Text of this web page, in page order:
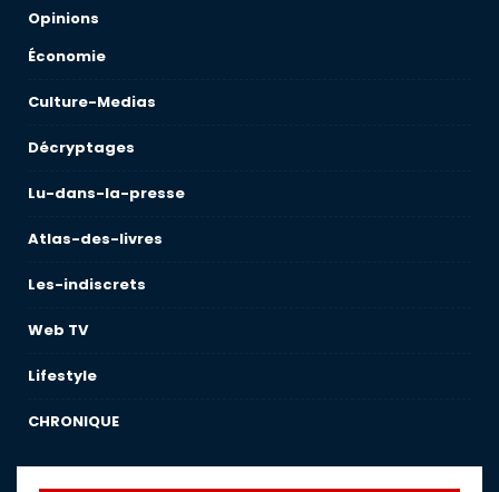
Opinions
Économie
Culture-Medias
Décryptages
Lu-dans-la-presse
Atlas-des-livres
Les-indiscrets
Web TV
Lifestyle
CHRONIQUE